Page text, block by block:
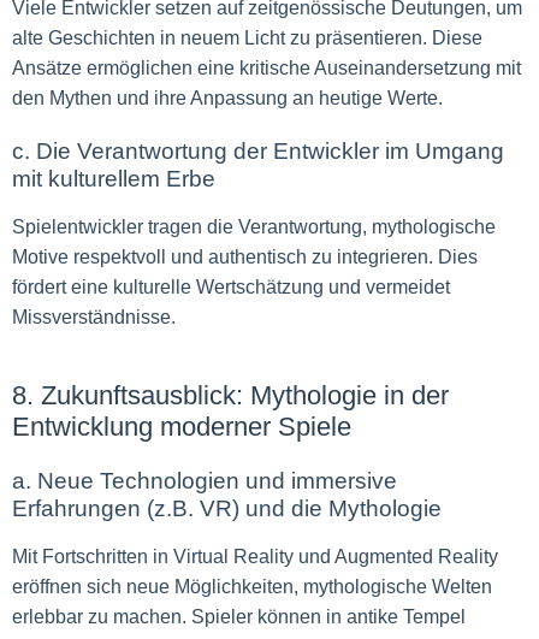
Viele Entwickler setzen auf zeitgenössische Deutungen, um
alte Geschichten in neuem Licht zu präsentieren. Diese
Ansätze ermöglichen eine kritische Auseinandersetzung mit
den Mythen und ihre Anpassung an heutige Werte.
c. Die Verantwortung der Entwickler im Umgang
mit kulturellem Erbe
Spielentwickler tragen die Verantwortung, mythologische
Motive respektvoll und authentisch zu integrieren. Dies
fördert eine kulturelle Wertschätzung und vermeidet
Missverständnisse.
8. Zukunftsausblick: Mythologie in der
Entwicklung moderner Spiele
a. Neue Technologien und immersive
Erfahrungen (z.B. VR) und die Mythologie
Mit Fortschritten in Virtual Reality und Augmented Reality
eröffnen sich neue Möglichkeiten, mythologische Welten
erlebbar zu machen. Spieler können in antike Tempel